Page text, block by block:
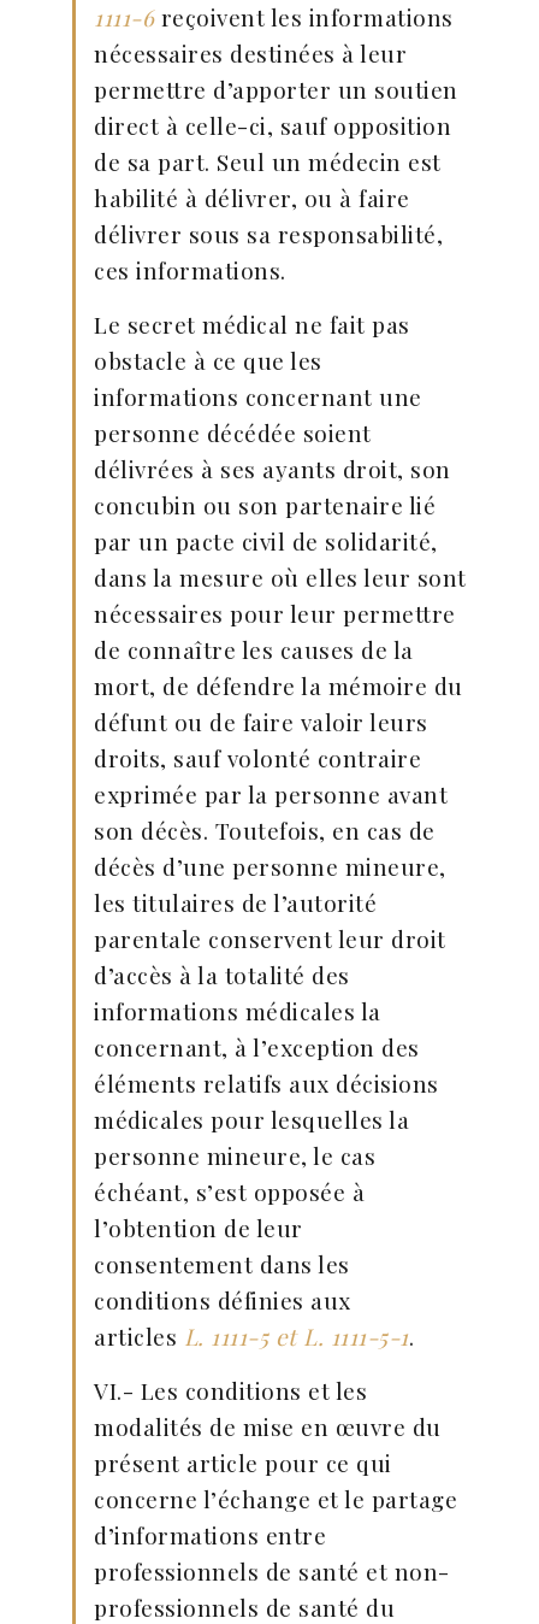
1111-6reçoivent les informations
nécessaires destinées à leur
permettre d’apporter un soutien
direct à celle-ci, sauf opposition
de sa part. Seul un médecin est
habilité à délivrer, ou à faire
délivrer sous sa responsabilité,
ces informations.
Le secret médical ne fait pas
obstacle à ce que les
informations concernant une
personne décédée soient
délivrées à ses ayants droit, son
concubin ou son partenaire lié
par un pacte civil de solidarité,
dans la mesure où elles leur sont
nécessaires pour leur permettre
de connaître les causes de la
mort, de défendre la mémoire du
défunt ou de faire valoir leurs
droits, sauf volonté contraire
exprimée par la personne avant
son décès. Toutefois, en cas de
décès d’une personne mineure,
les titulaires de l’autorité
parentale conservent leur droit
d’accès à la totalité des
informations médicales la
concernant, à l’exception des
éléments relatifs aux décisions
médicales pour lesquelles la
personne mineure, le cas
échéant, s’est opposée à
l’obtention de leur
consentement dans les
conditions définies aux
articles L. 1111-5 et L. 1111-5-1.
VI.- Les conditions et les
modalités de mise en œuvre du
présent article pour ce qui
concerne l’échange et le partage
d’informations entre
professionnels de santé et non-
professionnels de santé du